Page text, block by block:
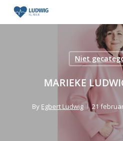
Skip
Niet
MARIEKE
By Egbert Ludwig 21